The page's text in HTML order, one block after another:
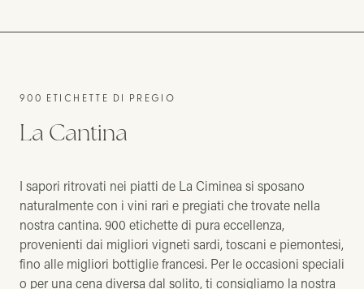
900 ETICHETTE DI PREGIO
La Cantina
I sapori ritrovati nei piatti de La Ciminea si sposano
naturalmente con i vini rari e pregiati che trovate nella
nostra cantina. 900 etichette di pura eccellenza,
provenienti dai migliori vigneti sardi, toscani e piemontesi,
fino alle migliori bottiglie francesi. Per le occasioni speciali
o per una cena diversa dal solito, ti consigliamo la nostra